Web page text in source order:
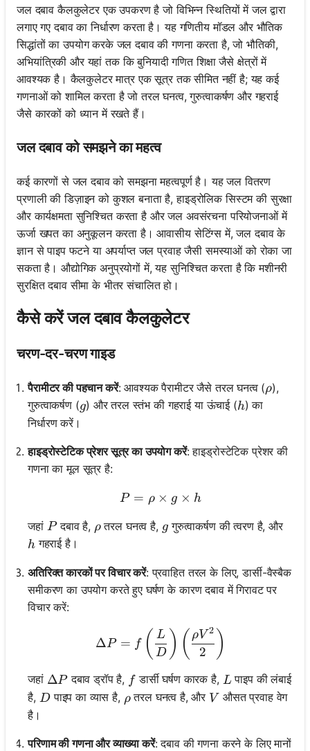
जल दबाव कैलकुलेटर एक उपकरण है जो विभिन्न स्थितियों में जल द्वारा
लगाए गए दबाव का निर्धारण करता है। यह गणितीय मॉडल और भौतिक
सिद्धांतों का उपयोग करके जल दबाव की गणना करता है, जो भौतिकी,
अभियांत्रिकी और यहां तक कि बुनियादी गणित शिक्षा जैसे क्षेत्रों में
आवश्यक है। कैलकुलेटर मात्र एक सूत्र तक सीमित नहीं है; यह कई
गणनाओं को शामिल करता है जो तरल घनत्व, गुरुत्वाकर्षण और गहराई
जैसे कारकों को ध्यान में रखते हैं।
जल दबाव को समझने का महत्व
कई कारणों से जल दबाव को समझना महत्वपूर्ण है। यह जल वितरण
प्रणाली की डिज़ाइन को कुशल बनाता है, हाइड्रोलिक सिस्टम की सुरक्षा
और कार्यक्षमता सुनिश्चित करता है और जल अवसंरचना परियोजनाओं में
ऊर्जा खपत का अनुकूलन करता है। आवासीय सेटिंग्स में, जल दबाव के
ज्ञान से पाइप फटने या अपर्याप्त जल प्रवाह जैसी समस्याओं को रोका जा
सकता है। औद्योगिक अनुप्रयोगों में, यह सुनिश्चित करता है कि मशीनरी
सुरक्षित दबाव सीमा के भीतर संचालित हो।
कैसे करें जल दबाव कैलकुलेटर
चरण-दर-चरण गाइड
पैरामीटर की पहचान करें: आवश्यक पैरामीटर जैसे तरल घनत्व (\rho
ρ),
गुरुत्वाकर्षण (g
g) और तरल स्तंभ की गहराई या ऊंचाई (h
h) का
निर्धारण करें।
हाइड्रोस्टेटिक प्रेशर सूत्र का उपयोग करें: हाइड्रोस्टेटिक प्रेशर की
गणना का मूल सूत्र है:
P = \rho \times g \times
P = ρ × g × h
जहां P
Pदबाव है, \rho
ρतरल घनत्व है, g
g गुरुत्वाकर्षण की त्वरण है, और
h
hगहराई है।
अतिरिक्त कारकों पर विचार करें: प्रवाहित तरल के लिए, डार्सी-वैस्बैक
समीकरण का उपयोग करते हुए घर्षण के कारण दबाव में गिरावट पर
विचार करें:
\Delta P = f
ΔP = f ( D
L ) ( 2
ρV 2 )
जहां \Delta P
ΔPदबाव ड्रॉप है, ffडार्सी घर्षण कारक है, L
Lपाइप की लंबाई
है, D
Dपाइप का व्यास है, \rho
ρतरल घनत्व है, और V
V औसत प्रवाह वेग
है।
परिणाम की गणना और व्याख्या करें: दबाव की गणना करने के लिए मानों